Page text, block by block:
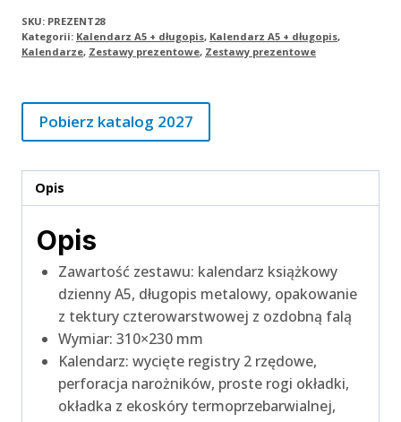
SKU: PREZENT28
Kategorii: Kalendarz A5 + długopis, Kalendarz A5 + długopis,
Kalendarze, Zestawy prezentowe, Zestawy prezentowe
Pobierz katalog 2027
Opis
Opis
Zawartość zestawu: kalendarz książkowy
dzienny A5, długopis metalowy, opakowanie
z tektury czterowarstwowej z ozdobną falą
Wymiar: 310×230 mm
Kalendarz: wycięte registry 2 rzędowe,
perforacja narożników, proste rogi okładki,
okładka z ekoskóry termoprzebarwialnej,